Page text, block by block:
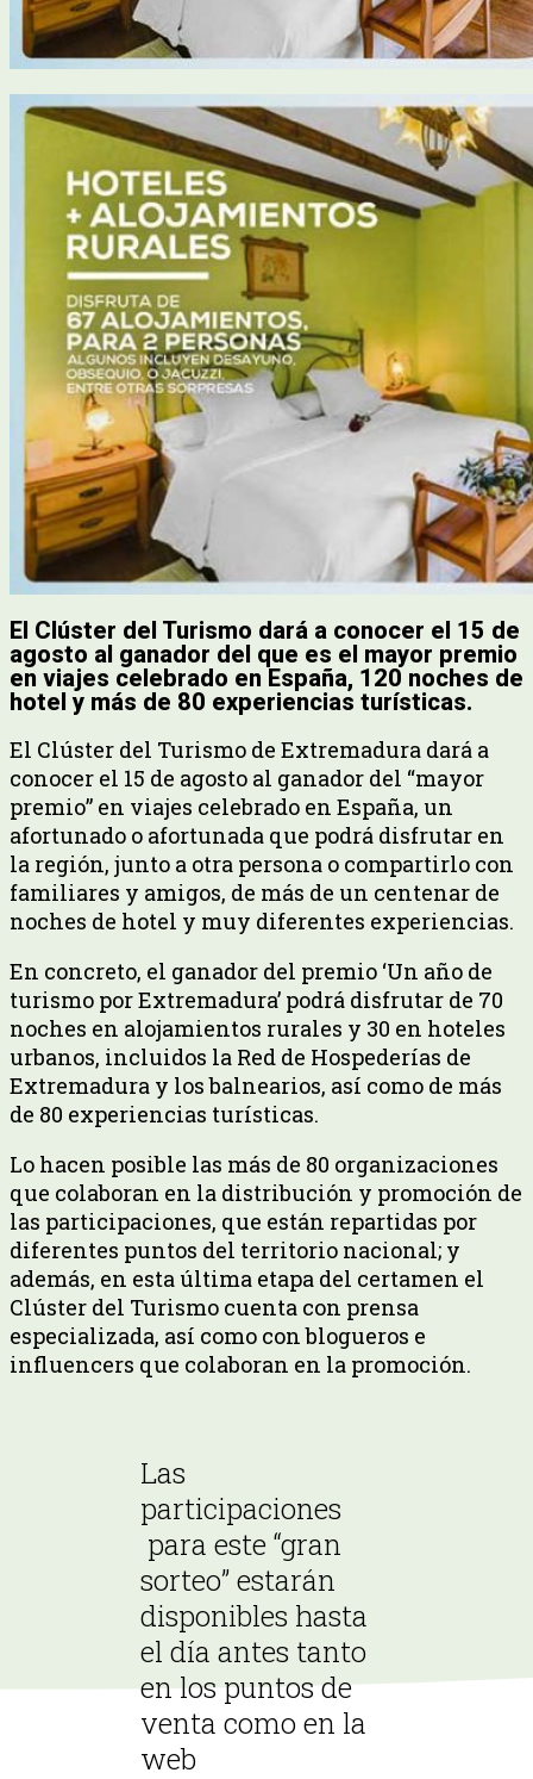
El Clúster del Turismo dará a conocer el 15 de
agosto al ganador del que es el mayor premio
en viajes celebrado en España, 120 noches de
hotel y más de 80 experiencias turísticas.
El Clúster del Turismo de Extremadura dará a
conocer el 15 de agosto al ganador del “mayor
premio” en viajes celebrado en España, un
afortunado o afortunada que podrá disfrutar en
la región, junto a otra persona o compartirlo con
familiares y amigos, de más de un centenar de
noches de hotel y muy diferentes experiencias.
En concreto, el ganador del premio ‘Un año de
turismo por Extremadura’ podrá disfrutar de 70
noches en alojamientos rurales y 30 en hoteles
urbanos, incluidos la Red de Hospederías de
Extremadura y los balnearios, así como de más
de 80 experiencias turísticas.
Lo hacen posible las más de 80 organizaciones
que colaboran en la distribución y promoción de
las participaciones, que están repartidas por
diferentes puntos del territorio nacional; y
además, en esta última etapa del certamen el
Clúster del Turismo cuenta con prensa
especializada, así como con blogueros e
influencers que colaboran en la promoción.
Las
participaciones
para este “gran
sorteo” estarán
disponibles hasta
el día antes tanto
en los puntos de
venta como en la
web